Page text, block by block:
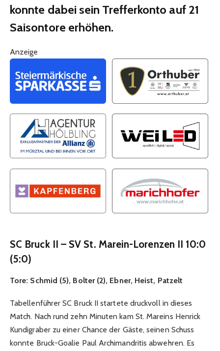
konnte dabei sein Trefferkonto auf 21
Saisontore erhöhen.
Anzeige
SC Bruck II – SV St. Marein-Lorenzen II 10:0
(5:0)
Tore: Schmid (5), Bolter (2), Ebner, Heist, Patzelt
Tabellenführer SC Bruck II startete druckvoll in dieses
Match. Nach rund zehn Minuten kam St. Mareins Henrick
Kundigraber zu einer Chance der Gäste, seinen Schuss
konnte Bruck-Goalie Paul Archimandritis abwehren. Es